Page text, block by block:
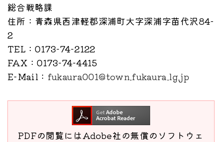
総合戦略課
住所 ：青森県西津軽郡深浦町大字深浦字苗代沢84-
2
TEL ：0173-74-2122
FAX ：0173-74-4415
E-Mail ： fukaura001@town.fukaura.lg.jp
PDFの閲覧にはAdobe社の無償のソフトウェ